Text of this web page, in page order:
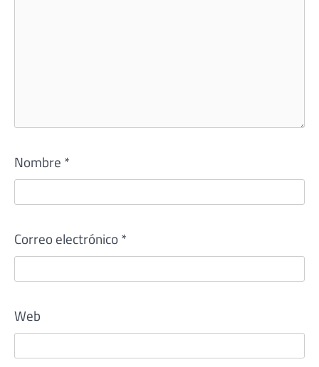
Nombre *
Correo electrónico *
Web